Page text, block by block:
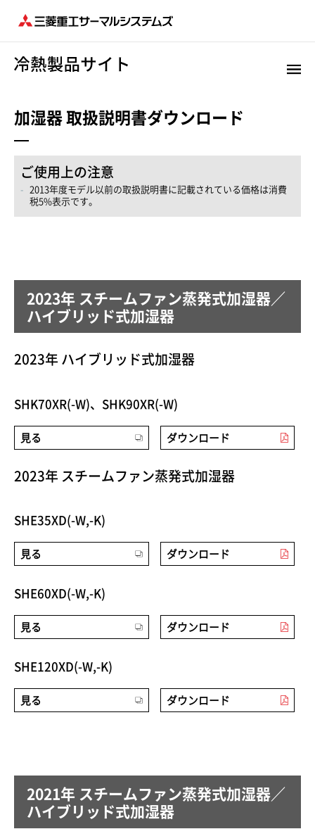
加湿器 取扱説明書ダウンロード
ご使用上の注意
2013年度モデル以前の取扱説明書に記載されている価格は消費
税5%表示です。
2023年 スチームファン蒸発式加湿器／
ハイブリッド式加湿器
2023年 ハイブリッド式加湿器
SHK70XR(-W)、SHK90XR(-W)
見る ダウンロード
2023年 スチームファン蒸発式加湿器
SHE35XD(-W,-K)
見る ダウンロード
SHE60XD(-W,-K)
見る ダウンロード
SHE120XD(-W,-K)
見る ダウンロード
2021年 スチームファン蒸発式加湿器／
ハイブリッド式加湿器